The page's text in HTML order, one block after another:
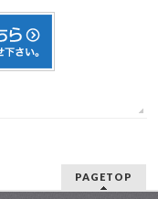
PAGETOP